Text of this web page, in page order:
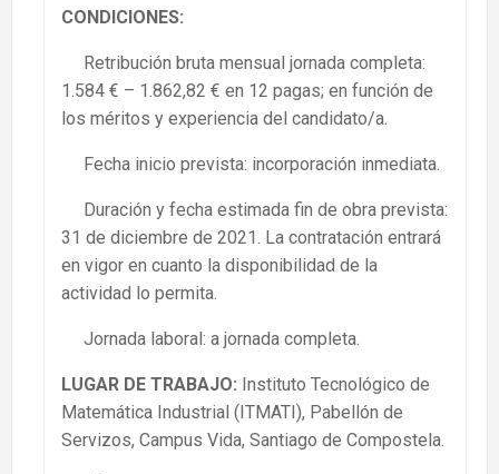
CONDICIONES:
Retribución bruta mensual jornada completa:
1.584 € – 1.862,82 € en 12 pagas; en función de
los méritos y experiencia del candidato/a.
Fecha inicio prevista: incorporación inmediata.
Duración y fecha estimada fin de obra prevista:
31 de diciembre de 2021. La contratación entrará
en vigor en cuanto la disponibilidad de la
actividad lo permita.
Jornada laboral: a jornada completa.
LUGAR DE TRABAJO: Instituto Tecnológico de
Matemática Industrial (ITMATI), Pabellón de
Servizos, Campus Vida, Santiago de Compostela.